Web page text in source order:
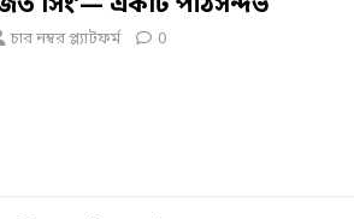
চার নম্বর প্ল্যাটফর্ম 0